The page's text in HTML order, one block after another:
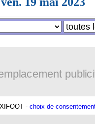
- choix de